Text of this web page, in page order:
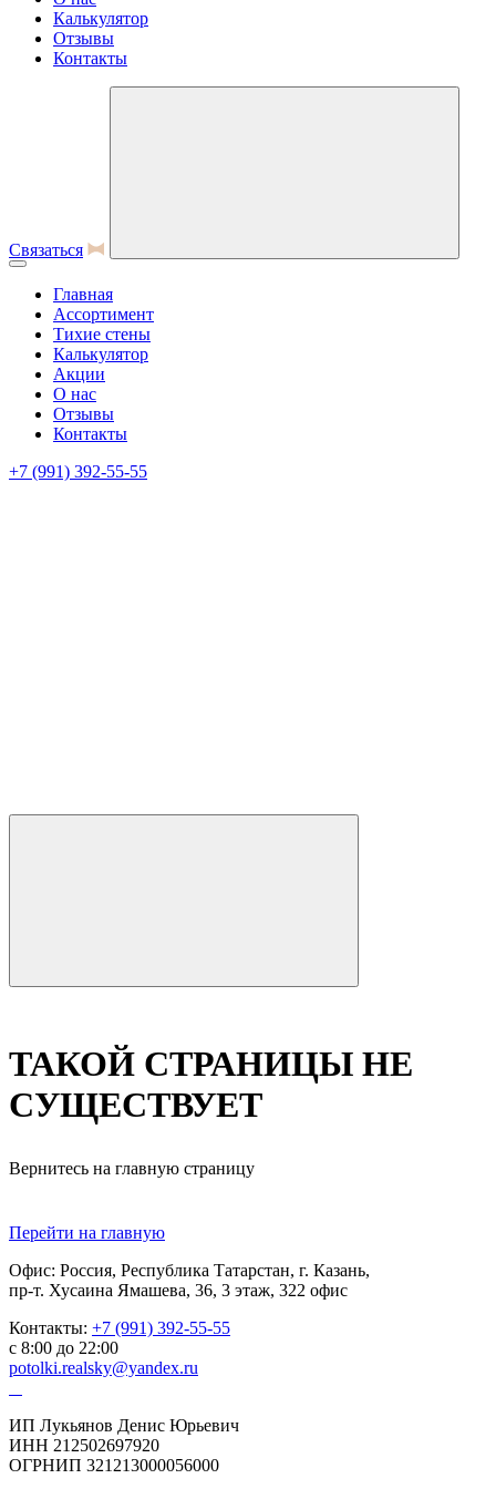
Калькулятор
Отзывы
Контакты
Связаться
Главная
Ассортимент
Тихие стены
Калькулятор
Акции
О нас
Отзывы
Контакты
+7 (991) 392-55-55
ТАКОЙ СТРАНИЦЫ НЕ
СУЩЕСТВУЕТ
Вернитесь на главную страницу
Перейти на главную
Офис: Россия, Республика Татарстан, г. Казань,
пр-т. Хусаина Ямашева, 36, 3 этаж, 322 офис
Контакты: +7 (991) 392-55-55
с 8:00 до 22:00
potolki.realsky@yandex.ru
ИП Лукьянов Денис Юрьевич
ИНН 212502697920
ОГРНИП 321213000056000